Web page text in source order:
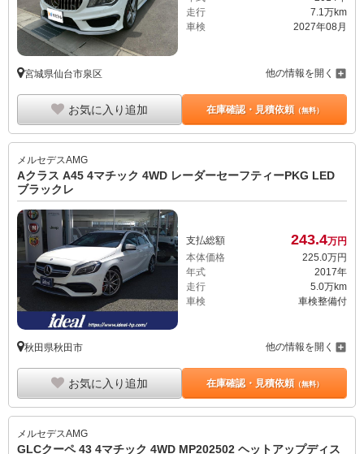
走行
7.1万km
車検
2027年08月
宮城県仙台市泉区 他の情報を開く
お気に入り追加 在庫確認・見積依頼（無料）
メルセデスAMG
Aクラス A45 4マチック 4WD レーダーセーフティーPKG LED
ブラックレ
支払総額 243.4万円
本体価格
225. 0万円
年式
2017年
走行
5.0万km
車検
車検整備付
秋田県秋田市 他の情報を開く
お気に入り追加 在庫確認・見積依頼（無料）
メルセデスAMG
GLCクーペ 43 4マチック 4WD MP202502 ヘットアップディス